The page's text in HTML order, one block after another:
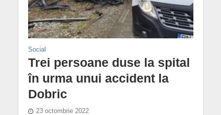
Social
Trei persoane duse la spital
în urma unui accident la
Dobric
23 octombrie 2022